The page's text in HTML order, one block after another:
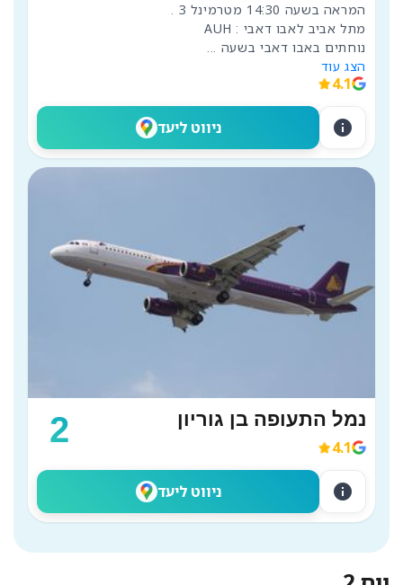
נוחתים באבו דאבי בשעה ...
הצג עוד
4.1
ניווט ליעד info
2 נמל התעופה בן גוריון
4.1
ניווט ליעד info